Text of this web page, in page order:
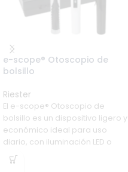
e-scope® Otoscopio de
bolsillo
Riester
El e-scope® Otoscopio de
bolsillo es un dispositivo ligero y
económico ideal para uso
diario, con iluminación LED o
Xenón y aumento de 3x para
una visión óptima. Su óptica de